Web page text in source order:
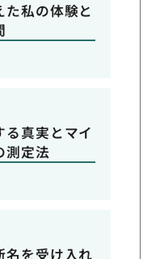
私の体験と
真実とマイ
測定法
名を受け入れ